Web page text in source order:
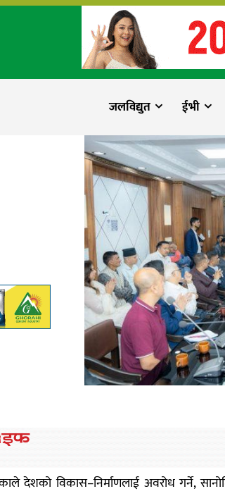
जलविद्युत ईभी
देशको विकास–निर्माणलाई अवरोध गर्ने,